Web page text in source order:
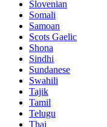
Slovenian
Somali
Samoan
Scots Gaelic
Shona
Sindhi
Sundanese
Swahili
Tajik
Tamil
Telugu
Thai